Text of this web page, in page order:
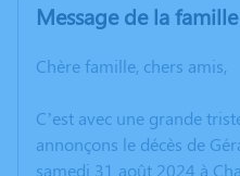
Message de la famille
Chère famille, chers amis,
C’est avec une grande
annonçons le décès de
samedi 31 août 2024 à